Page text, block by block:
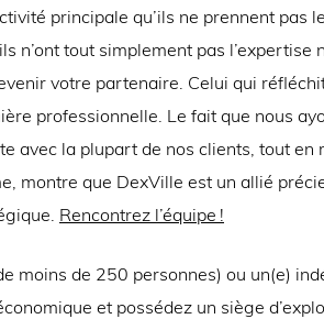
principale qu’ils ne prennent pas
n’ont tout simplement pas l’expertise
votre partenaire. Celui qui
professionnelle. Le fait que nous
avec la plupart de nos clients, tout en
montre que DexVille est un allié
Rencontrez l’équipe !
moins de 250 personnes) ou un(e)
et possédez un siège